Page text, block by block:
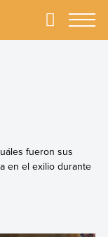
Primary
fueron sus
en el exilio durante